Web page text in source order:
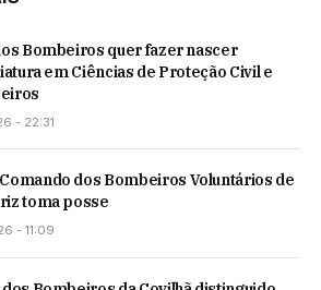
Bombeiros quer fazer nascer
em Ciências de Proteção Civil e
- 22:31
dos Bombeiros Voluntários de
toma posse
- 11:09